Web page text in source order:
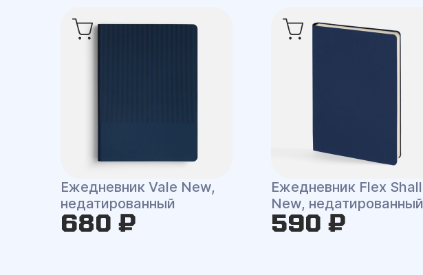
Ежедневник Vale New,
недатированный
680 ₽
Ежедневник Flex Shall
New, недатированный
590 ₽